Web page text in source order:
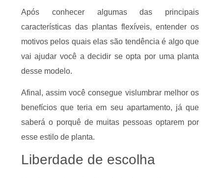
Após conhecer algumas das principais
características das plantas flexíveis, entender os
motivos pelos quais elas são tendência é algo que
vai ajudar você a decidir se opta por uma planta
desse modelo.
Afinal, assim você consegue vislumbrar melhor os
benefícios que teria em seu apartamento, já que
saberá o porquê de muitas pessoas optarem por
esse estilo de planta.
Liberdade de escolha